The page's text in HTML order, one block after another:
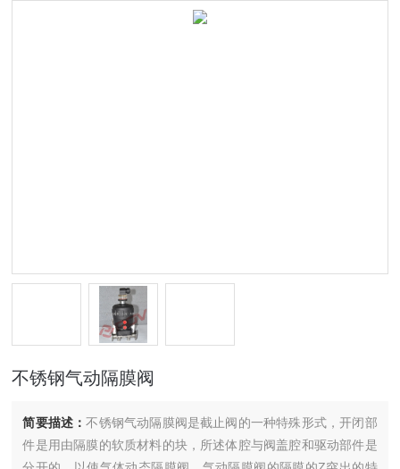
不锈钢气动隔膜阀
简要描述：不锈钢气动隔膜阀是截止阀的一种特殊形式，开闭部
件是用由隔膜的软质材料的块，所述体腔与阀盖腔和驱动部件是